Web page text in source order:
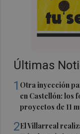
Últimas
1 Otra inyección
en Castellón: los
proyectos de 11
2El Villarreal